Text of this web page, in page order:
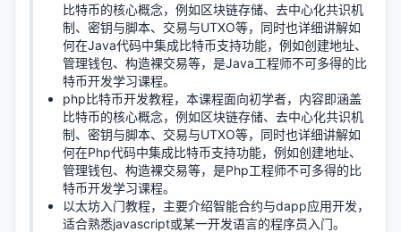
比特币的核心概念，例如区块链存储、去中心化共识机
制、密钥与脚本、交易与UTXO等，同时也详细讲解如
何在Java代码中集成比特币支持功能，例如创建地址、
管理钱包、构造裸交易等，是Java工程师不可多得的比
特币开发学习课程。
php比特币开发教程，本课程面向初学者，内容即涵盖
比特币的核心概念，例如区块链存储、去中心化共识机
制、密钥与脚本、交易与UTXO等，同时也详细讲解如
何在Php代码中集成比特币支持功能，例如创建地址、
管理钱包、构造裸交易等，是Php工程师不可多得的比
特币开发学习课程。
以太坊入门教程，主要介绍智能合约与dapp应用开发，
适合熟悉javascript或某一开发语言的程序员入门。